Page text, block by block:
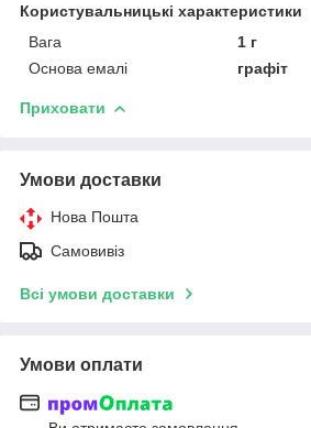
Користувальницькі характеристики
Вага
1 г
Основа емалі
графіт
Приховати
Умови доставки
Нова Пошта
Самовивіз
Всі умови доставки
Умови оплати